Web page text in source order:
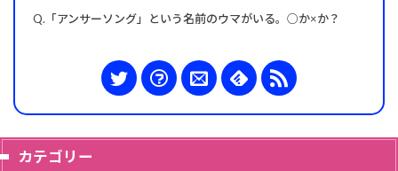
Q.「アンサーソング」という名前のウマがいる。○か×か？
カテゴリー